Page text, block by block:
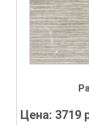
Цена: 3719